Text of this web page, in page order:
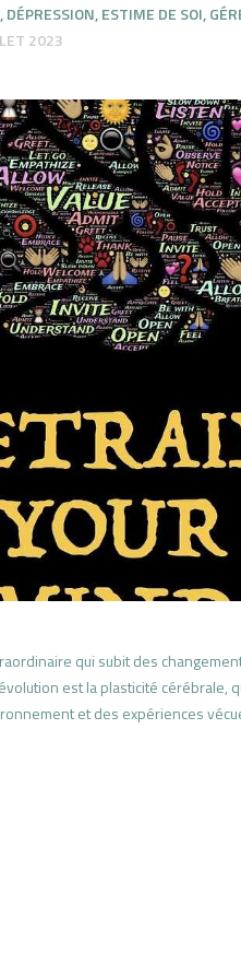
,DÉPRESSION,ESTIME DE SOI,
2023
qui subit des
est la plasticité cérébrale,
et des expériences